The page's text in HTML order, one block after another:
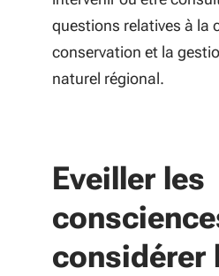
questions relatives à la
conservation et la
naturel régional.
Eveiller les
considérer